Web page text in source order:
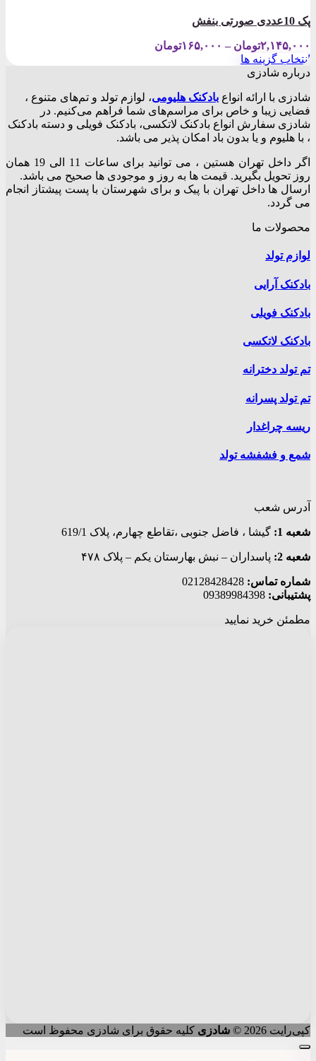
پک 10عددی صورتی بنفش
۲,۱۴۵,۰۰۰تومان – ۱۶۵,۰۰۰تومان
۲,۱۴۵,۰۰۰تومان
انتخاب گزینه ها
این
دارای
انواع
مختلفی
می
گزینه
ها
ممکن
است
صفحه
انتخاب
درباره شادزی
شادزی با ارائه انواع بادکنک‌ هلیومی، لوازم تولد و تم‌های متنوع ،
فضایی زیبا و خاص برای مراسم‌های شما فراهم می‌کنیم. در
شادزی سفارش انواع بادکنک لاتکسی، بادکنک فویلی و دسته بادکنک
، با هلیوم و یا بدون باد امکان پذیر می باشد.
اگر داخل تهران هستین ، می توانید برای ساعات 11 الی 19 همان
روز تحویل بگیرید. قیمت ها به روز و موجودی ها صحیح می باشد.
ارسال ها داخل تهران با پیک و برای شهرستان با پست پیشتاز انجام
می گردد.
محصولات ما
لوازم تولد
بادکنک آرایی
بادکنک فویلی
بادکنک لاتکسی
تم تولد دخترانه
تم تولد پسرانه
ریسه چراغدار
شمع و فشفشه تولد
آدرس شعب
شعبه 1: گيشا ، فاضل جنوبی ،تقاطع چهارم، پلاک 619/1
شعبه 2: پاسداران – نبش بهارستان یکم – پلاک ۴۷۸
شماره تماس:
پشتیبانی:
مطمئن خرید نمایید
کپی‌رایت 2026 © شادزی کلیه حقوق برای شادزی محفوظ است